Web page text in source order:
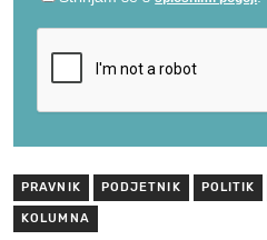
PRAVNIK PODJETNIK POLITIK
KOLUMNA